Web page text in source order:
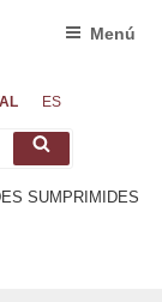
ES
Cerca
Menú
SUMPRIMIDES